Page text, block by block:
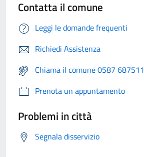
Contatta il comune
Leggi le domande frequenti
Richiedi Assistenza
Chiama il comune 0587 687511
Prenota un appuntamento
Problemi in città
Segnala disservizio